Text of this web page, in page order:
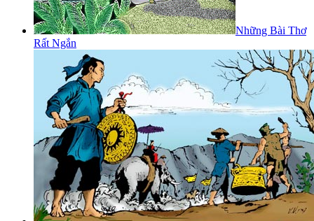
Những Bài Thơ
Rất Ngắn